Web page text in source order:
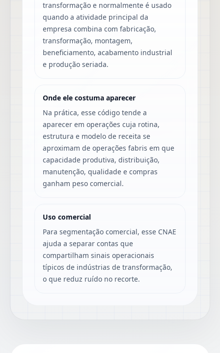
transformação e normalmente é usado
quando a atividade principal da
empresa combina com fabricação,
transformação, montagem,
beneficiamento, acabamento industrial
e produção seriada.
Onde ele costuma aparecer
Na prática, esse código tende a
aparecer em operações cuja rotina,
estrutura e modelo de receita se
aproximam de operações fabris em que
capacidade produtiva, distribuição,
manutenção, qualidade e compras
ganham peso comercial.
Uso comercial
Para segmentação comercial, esse CNAE
ajuda a separar contas que
compartilham sinais operacionais
típicos de indústrias de transformação,
o que reduz ruído no recorte.